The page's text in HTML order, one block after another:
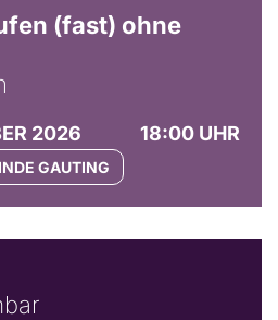
(fast) ohne
2026 18:00 UHR
GAUTING